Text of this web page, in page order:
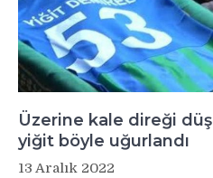
Üzerine kale direği
yiğit böyle uğurlandı
13 Aralık 2022